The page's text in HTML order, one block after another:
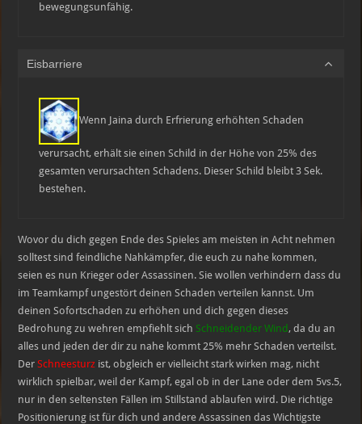
bewegungsunfähig.
Eisbarriere
Wenn Jaina durch Erfrierung erhöhten Schaden
verursacht, erhält sie einen Schild in der Höhe von 25% des
gesamten verursachten Schadens. Dieser Schild bleibt 3 Sek.
bestehen.
Wovor du dich gegen Ende des Spieles am meisten in Acht nehmen
solltest sind feindliche Nahkämpfer, die euch zu nahe kommen,
seien es nun Krieger oder Assassinen. Sie wollen verhindern dass du
im Teamkampf ungestört deinen Schaden verteilen kannst. Um
deinen Sofortschaden zu erhöhen und dich gegen dieses
Bedrohung zu wehren empfiehlt sich Schneidender Wind , da du an
alles und jeden der dir zu nahe kommt 25% mehr Schaden verteilst.
DerSchneesturz ist, obgleich er vielleicht stark wirken mag, nicht
wirklich spielbar, weil der Kampf, egal ob in der Lane oder dem 5vs.5,
nur in den seltensten Fällen im Stillstand ablaufen wird. Die richtige
Positionierung ist für dich und andere Assassinen das Wichtigste